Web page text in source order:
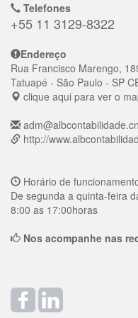
Telefones
+55 11 3129-8322
Endereço
Rua Francisco Marengo,
Tatuapé - São Paulo - SP
clique aqui para ver o
http://
Horário de
De segunda a quinta-feira
8:00 as 17:00horas
Nos acompanhe nas